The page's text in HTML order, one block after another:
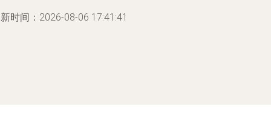
时间：2026-08-06 17:41:41